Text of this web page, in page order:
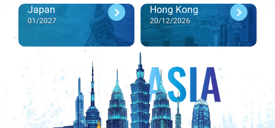
Japan
01/2027
Hong Kong
20/12/2026